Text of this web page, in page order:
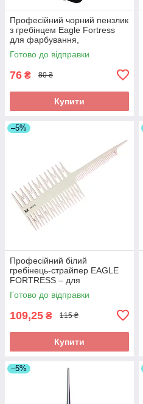
Професійний чорний пензлик
з гребінцем Eagle Fortress
для фарбування,
мелірування та поділу пасм
волосся. Арт JPP043M
Готово до відправки
76 ₴ 80 ₴
Купити
–5%
Професійний білий
гребінець-страйпер EAGLE
FORTRESS – для
мелірування та набору
тонких пасм волосся. Арт
Готово до відправки
109,25 ₴ 115 ₴
Купити
–5%